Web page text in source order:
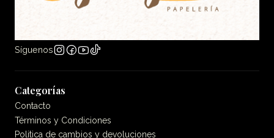
Síguenos
Categorías
Contacto
Términos y Condiciones
Politica de cambios y devoluciones